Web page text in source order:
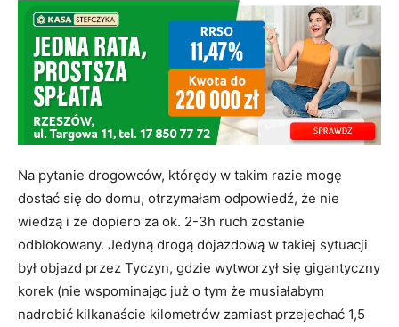
Na pytanie drogowców, którędy w takim razie mogę
dostać się do domu, otrzymałam odpowiedź, że nie
wiedzą i że dopiero za ok. 2-3h ruch zostanie
odblokowany. Jedyną drogą dojazdową w takiej sytuacji
był objazd przez Tyczyn, gdzie wytworzył się gigantyczny
korek (nie wspominając już o tym że musiałabym
nadrobić kilkanaście kilometrów zamiast przejechać 1,5